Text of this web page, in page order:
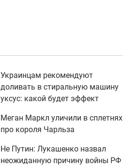
Украинцам рекомендуют
доливать в стиральную машину
уксус: какой будет эффект
Меган Маркл уличили в сплетнях
про короля Чарльза
Не Путин: Лукашенко назвал
неожиданную причину войны РФ